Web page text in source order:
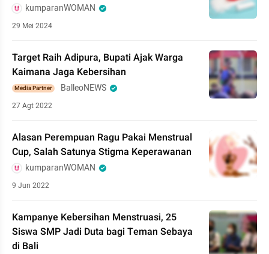
kumparanWOMAN
29 Mei 2024
Target Raih Adipura, Bupati Ajak Warga
Kaimana Jaga Kebersihan
Media Partner BalleoNEWS
27 Agt 2022
Alasan Perempuan Ragu Pakai Menstrual
Cup, Salah Satunya Stigma Keperawanan
kumparanWOMAN
9 Jun 2022
Kampanye Kebersihan Menstruasi, 25
Siswa SMP Jadi Duta bagi Teman Sebaya
di Bali